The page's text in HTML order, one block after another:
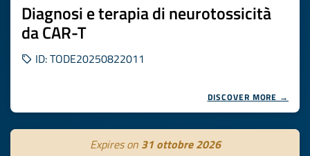
Diagnosi e terapia di neurotossicità
da CAR-T
ID: TODE20250822011
DISCOVER MORE →
Expires on 31 ottobre 2026